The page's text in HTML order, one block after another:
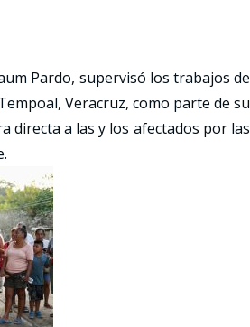
Pardo, supervisó los trabajos de
Veracruz, como parte de su
a las y los afectados por las